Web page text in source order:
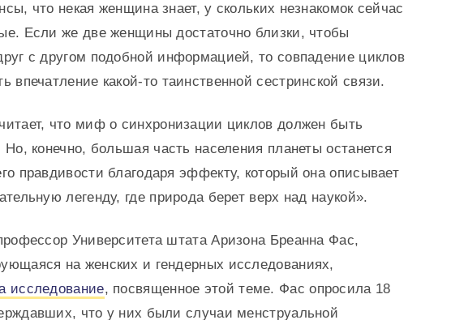
что некая женщина знает, у скольких незнакомок сейчас
Если же две женщины достаточно близки, чтобы
с другом подобной информацией, то совпадение циклов
впечатление какой-то таинственной сестринской связи.
что миф о синхронизации циклов должен быть
Но, конечно, большая часть населения планеты останется
правдивости благодаря эффекту, который она описывает
легенду, где природа берет верх над наукой».
Университета штата Аризона Бреанна Фас,
на женских и гендерных исследованиях,
исследование, посвященное этой теме. Фас опросила 18
что у них были случаи менструальной